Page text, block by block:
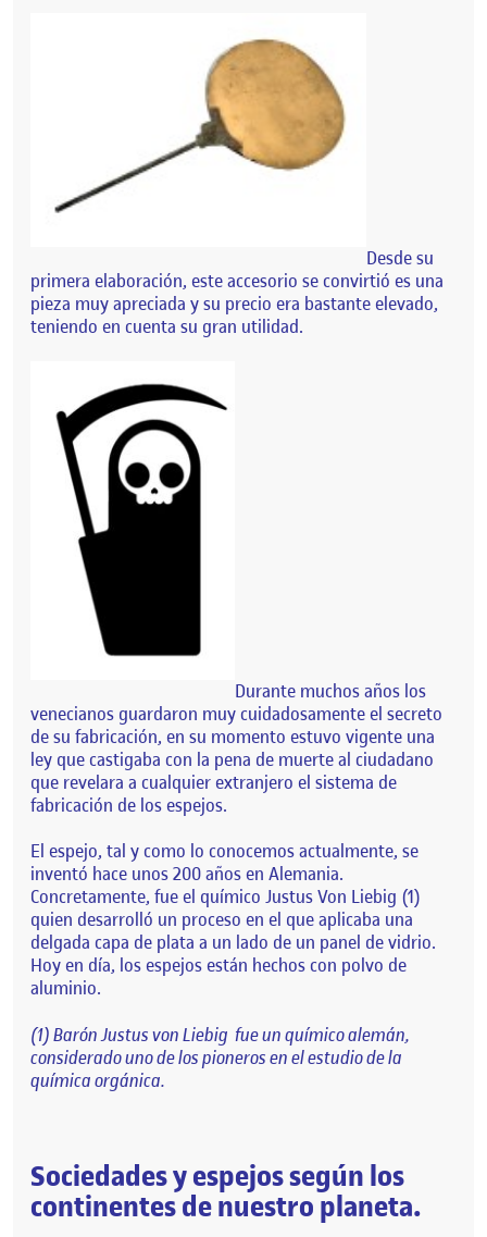
Desde su
primera elaboración, este accesorio se convirtió es una
pieza muy apreciada y su precio era bastante elevado,
teniendo en cuenta su gran utilidad.
Durante muchos años los
venecianos guardaron muy cuidadosamente el secreto
de su fabricación, en su momento estuvo vigente una
ley que castigaba con la pena de muerte al ciudadano
que revelara a cualquier extranjero el sistema de
fabricación de los espejos.
El espejo, tal y como lo conocemos actualmente, se
inventó hace unos 200 años en Alemania.
Concretamente, fue el químico Justus Von Liebig (1)
quien desarrolló un proceso en el que aplicaba una
delgada capa de plata a un lado de un panel de vidrio.
Hoy en día, los espejos están hechos con polvo de
aluminio.
(1) Barón Justus von Liebig ​ fue un químico alemán, ​
considerado uno de los pioneros en el estudio de la
química orgánica.
Sociedades y espejos según los
continentes de nuestro planeta.